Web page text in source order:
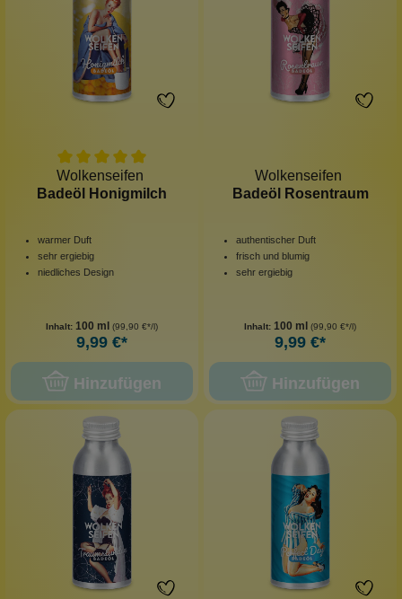
Wolkenseifen
Badeöl Honigmilch
warmer Duft
sehr ergiebig
niedliches Design
Inhalt: 100 ml (99,90 €*/l)
9,99 €*
Hinzufügen
Wolkenseifen
Badeöl Rosentraum
authentischer Duft
frisch und blumig
sehr ergiebig
Inhalt: 100 ml (99,90 €*/l)
9,99 €*
Hinzufügen